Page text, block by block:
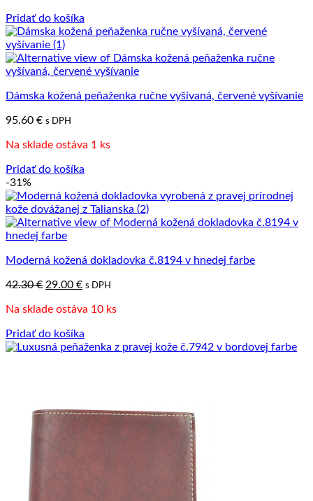
Pridať do košíka
Dámska kožená peňaženka ručne vyšívaná, červené vyšívanie
95.60 € s DPH
Na sklade ostáva 1 ks
Pridať do košíka
-31%
Moderná kožená dokladovka č.8194 v hnedej farbe
42.30€ Pôvodná
bola:
29.00 €Aktuálna
je:
s DPH
Na sklade ostáva 10 ks
Pridať do košíka